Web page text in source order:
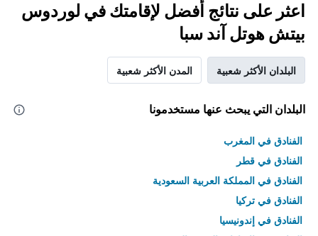
اعثر على نتائج أفضل لإقامتك في لوردوس
بيتش هوتل آند سبا
البلدان الأكثر شعبية المدن الأكثر شعبية
البلدان التي يبحث عنها مستخدمونا
الفنادق في المغرب
الفنادق في قطر
الفنادق في المملكة العربية السعودية
الفنادق في تركيا
الفنادق في إندونيسيا